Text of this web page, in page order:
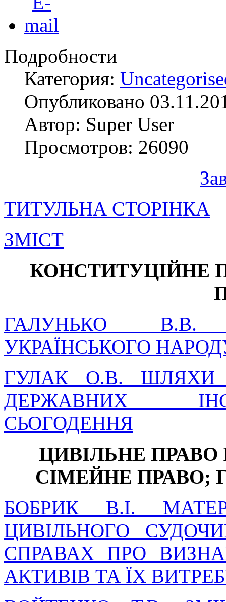
Подробности
Категория:
Опубликовано
Автор: Super User
Просмотров: 26090
ТИТУЛЬНА СТОРIНКА
ЗМIСТ
КОНСТИТУЦІЙНЕ
ГАЛУНЬКО В.В.
УКРАЇНСЬКОГО НАРОДУ
ГУЛАК О.В. ШЛЯХИ
ДЕРЖАВНИХ
СЬОГОДЕННЯ
ЦИВІЛЬНЕ ПРАВО
СІМЕЙНЕ ПРАВО;
БОБРИК В.І.
ЦИВІЛЬНОГО
СПРАВАХ ПРО
АКТИВІВ ТА ЇХ